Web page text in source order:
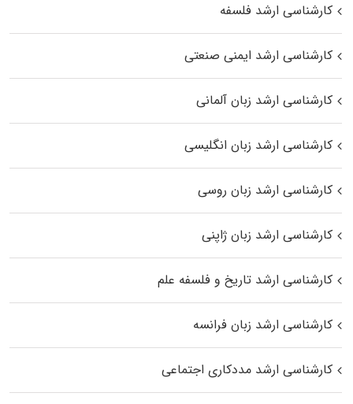
کارشناسی ارشد فلسفه
کارشناسی ارشد ایمنی صنعتی
کارشناسی ارشد زبان آلمانی
کارشناسی ارشد زبان انگلیسی
کارشناسی ارشد زبان روسی
کارشناسی ارشد زبان ژاپنی
کارشناسی ارشد تاریخ و فلسفه علم
کارشناسی ارشد زبان فرانسه
کارشناسی ارشد مددکاری اجتماعی